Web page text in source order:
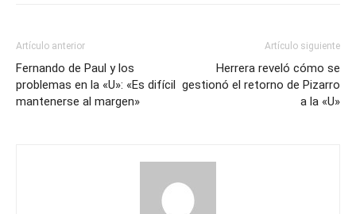
Artículo anterior
Fernando de Paul y los
problemas en la «U»: «Es difícil
mantenerse al margen»
Artículo siguiente
Herrera reveló cómo se
gestionó el retorno de Pizarro
a la «U»